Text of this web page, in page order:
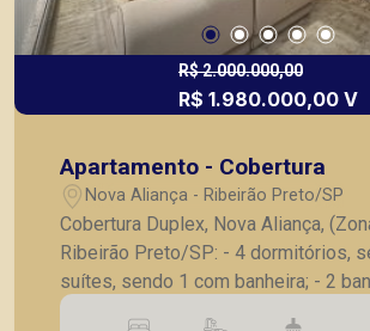
R$ 2.000.000,00
R$ 1.980.000,00 V
Apartamento - Cobertura
Nova Aliança - Ribeirão Preto/SP
Cobertura Duplex, Nova Aliança,
Ribeirão Preto/SP: - 4 dormitórios, sendo 3
suítes, sendo 1 com banheira; - 2
sociais; - 1 lavabo; - Sala para 2 ambientes; -